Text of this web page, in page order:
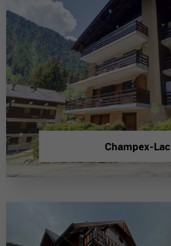
Champex-Lac